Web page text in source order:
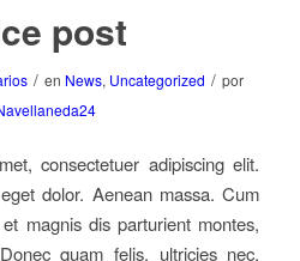
post
/ en News, Uncategorized / por
consectetuer adipiscing elit.
dolor. Aenean massa. Cum
magnis dis parturient montes,
quam felis, ultricies nec,